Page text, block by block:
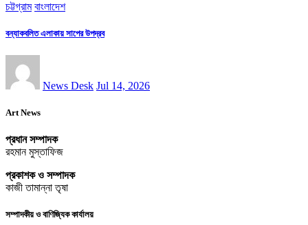
চট্টগ্রাম বাংলাদেশ
বন্যাকবলিত এলাকায় সাপের উপদ্রব
News Desk Jul 14, 2026
Art News
প্রধান সম্পাদক
রহমান মুস্তাফিজ
প্রকাশক ও সম্পাদক
কাজী তামান্না তৃষা
সম্পাদকীয় ও বাণিজ্যিক কার্যালয়